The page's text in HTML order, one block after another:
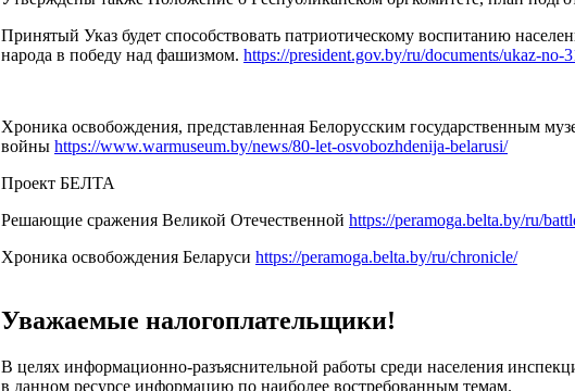
Принятый Указ будет способствовать патриотическому воспитанию
народа в победу над фашизмом. https://president.gov.by/ru/documents/ukaz-no-
Хроника освобождения, представленная Белорусским государственным
войны https://www.warmuseum.by/news/80-let-osvobozhdenija-belarusi/
Проект БЕЛТА
Решающие сражения Великой Отечественной https://peramoga.belta.by/ru/
Хроника освобождения Беларуси https://peramoga.belta.by/ru/chronicle/
Уважаемые налогоплательщики!
В целях информационно-разъяснительной работы среди населения
в данном ресурсе информацию по наиболее востребованным темам.